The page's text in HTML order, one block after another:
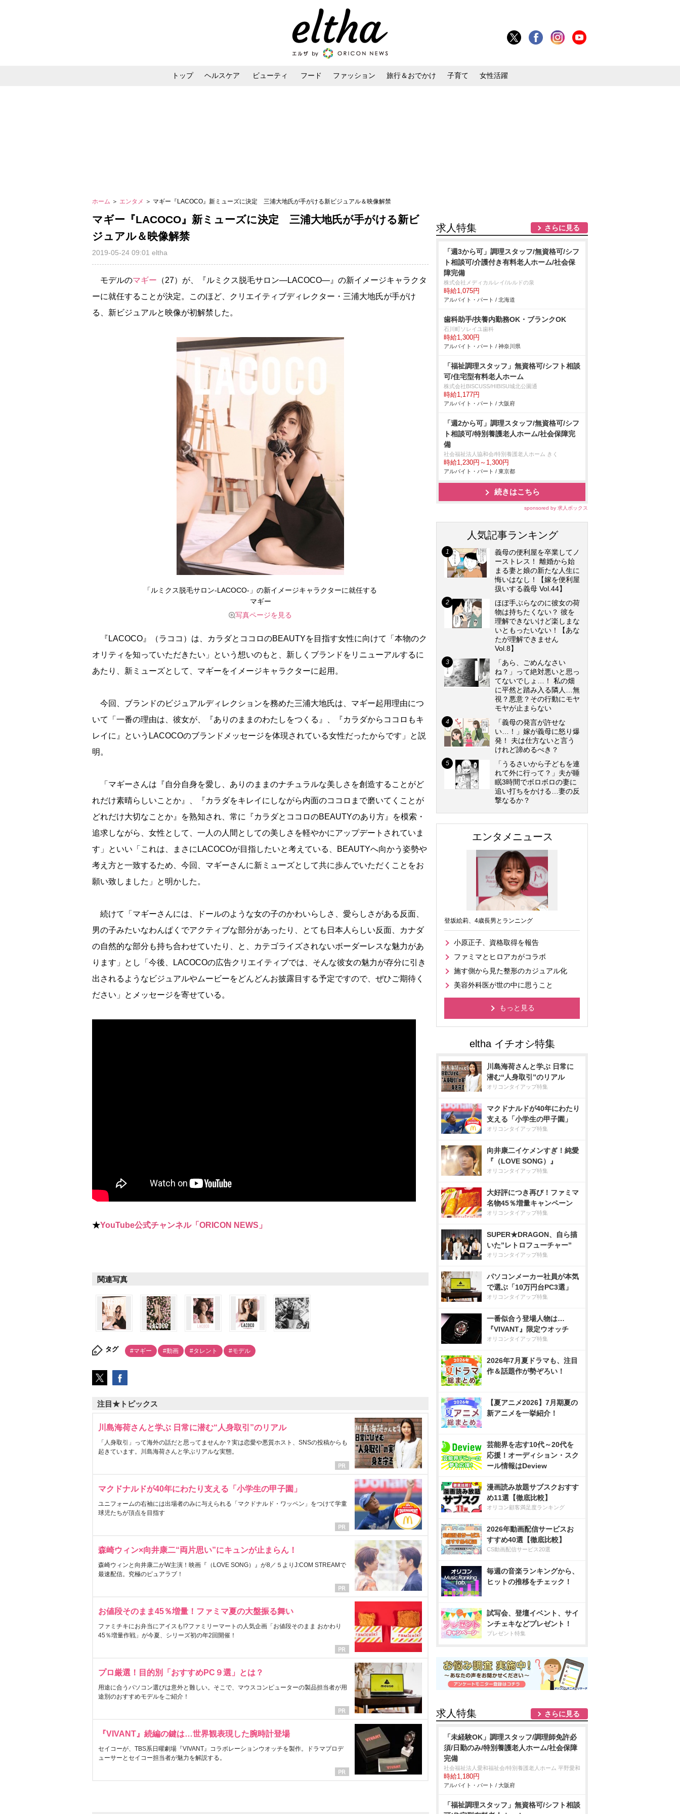
トップ ヘルスケア ビューティ フード ファッション 旅行＆おでかけ 子育て 女性活躍
ホーム ＞ エンタメ ＞ マギー『LACOCO』新ミューズに決定 三浦大地氏が手がける新ビジュアル＆映像解禁
マギー『LACOCO』新ミューズに決定 三浦大地氏が手がける新ビ
ジュアル＆映像解禁
2019-05-24 09:01 eltha
モデルのマギー （27）が、『ルミクス脱毛サロン―LACOCO―』の新イメージキャラクタ
ーに就任することが決定。このほど、クリエイティブディレクター・三浦大地氏が手がけ
る、新ビジュアルと映像が初解禁した。
「ルミクス脱毛サロン-LACOCO-」の新イメージキャラクターに就任する
マギー
写真ページを見る
『LACOCO』（ラココ）は、カラダとココロのBEAUTYを目指す女性に向けて「本物のク
オリティを知っていただきたい」という想いのもと、新しくブランドをリニューアルするに
あたり、新ミューズとして、マギーをイメージキャラクターに起用。
今回、ブランドのビジュアルディレクションを務めた三浦大地氏は、マギー起用理由につ
いて「一番の理由は、彼女が、『ありのままのわたしをつくる』、『カラダからココロもキ
レイに』というLACOCOのブランドメッセージを体現されている女性だったからです」と説
明。
「マギーさんは『自分自身を愛し、ありのままのナチュラルな美しさを創造することがど
れだけ素晴らしいことか』、『カラダをキレイにしながら内面のココロまで磨いてくことが
どれだけ大切なことか』を熟知され、常に『カラダとココロのBEAUTYのあり方』を模索・
追求しながら、女性として、一人の人間としての美しさを軽やかにアップデートされていま
す」といい「これは、まさにLACOCOが目指したいと考えている、BEAUTYへ向かう姿勢
考え方と一致するため、今回、マギーさんに新ミューズとして共に歩んでいただくことをお
願い致しました」と明かした。
続けて「マギーさんには、ドールのような女の子のかわいらしさ、愛らしさがある反面、
男の子みたいなわんぱくでアクティブな部分があったり、とても日本人らしい反面、カナダ
の自然的な部分も持ち合わせていたり、と、カテゴライズされないボーダーレスな魅力があ
ります」とし「今後、LACOCOの広告クリエイティブでは、そんな彼女の魅力が存分に引き
出されるようなビジュアルやムービーをどんどんお披露目する予定ですので、ぜひご期待く
ださい」とメッセージを寄せている。
★YouTube公式チャンネル「ORICON NEWS」
関連写真
タグ #マギー #動画 #タレント #モデル
注目★トピックス
川島海荷さんと学ぶ 日常に潜む“人身取引”のリアル
「人身取引」って海外の話だと思ってませんか？実は恋愛や悪質ホスト、SNSの投稿からも
起きています。川島海荷さんと学ぶリアルな実態。
マクドナルドが40年にわたり支える「小学生の甲子園」
ユニフォームの右袖には出場者のみに与えられる「マクドナルド・ワッペン」をつけて学童
球児たちが頂点を目指す
森崎ウィン×向井康二“両片思い”にキュンが止まらん！
森崎ウィンと向井康二がW主演！映画『（LOVE SONG）』が8／５よりJ:COM STREAMで
最速配信。究極のピュアラブ！
お値段そのまま45％増量！ファミマ夏の大盤振る舞い
ファミチキにお弁当にアイスも!?ファミリーマートの人気企画「お値段そのまま おかわり
45％増量作戦」が今夏、シリーズ初の年2回開催！
プロ厳選！目的別「おすすめPC９選」とは？
用途に合うパソコン選びは意外と難しい。そこで、マウスコンピューターの製品担当者が用
途別のおすすめモデルをご紹介！
『VIVANT』続編の鍵は…世界観表現した腕時計登場
セイコーが、TBS系日曜劇場『VIVANT』コラボレーションウオッチを製作。ドラマプロデ
ューサーとセイコー担当者が魅力を解説する。
求人特集 さらに見る
「週3から可」調理スタッフ/無資格可/シフ
ト相談可/介護付き有料老人ホーム/社会保
障完備
株式会社メディカルレイ/ルルドの泉
時給1,075円
アルバイト・パート / 北海道
歯科助手/扶養内勤務OK・ブランクOK
石川町ソレイユ歯科
時給1,300円
アルバイト・パート / 神奈川県
「福祉調理スタッフ」無資格可/シフト相談
可/住宅型有料老人ホーム
株式会社BISCUSS/HIBISU城北公園通
時給1,177円
アルバイト・パート / 大阪府
「週2から可」調理スタッフ/無資格可/シフ
ト相談可/特別養護老人ホーム/社会保障完
備
社会福祉法人協和会/特別養護老人ホーム きく
時給1,230円～1,300円
アルバイト・パート / 東京都
続きはこちら
sponsored by 求人ボックス
人気記事ランキング
義母の便利屋を卒業してノ
ーストレス！ 離婚から始
まる妻と娘の新たな人生に
悔いはなし！【嫁を便利屋
扱いする義母 Vol.44】
ほぼ手ぶらなのに彼女の荷
物は持ちたくない？ 彼を
理解できないけど楽しまな
いともったいない！【あな
たが理解できません
Vol.8】
「あら、ごめんなさい
ね？」って絶対悪いと思っ
てないでしょ…！ 私の畑
に平然と踏み入る隣人…無
視？悪意？その行動にモヤ
モヤが止まらない
「義母の発言が許せな
い…！」嫁が義母に怒り爆
発！ 夫は仕方ないと言う
けれど諦めるべき？
「うるさいから子どもを連
れて外に行って？」夫が睡
眠3時間でボロボロの妻に
追い打ちをかける…妻の反
撃なるか？
エンタメニュース
登坂絵莉、4歳長男とランニング
小原正子、資格取得を報告
ファミマとヒロアカがコラボ
施す側から見た整形のカジュアル化
美容外科医が世の中に思うこと
もっと見る
川島海荷さんと学ぶ 日常に
潜む“人身取引”のリアル
オリコンタイアップ特集
マクドナルドが40年にわたり
支える「小学生の甲子園」
オリコンタイアップ特集
向井康二イケメンすぎ！純愛
『（LOVE SONG）』
オリコンタイアップ特集
大好評につき再び！ファミマ
名物45％増量キャンペーン
オリコンタイアップ特集
SUPER★DRAGON、自ら描
いた”レトロフューチャー”
オリコンタイアップ特集
パソコンメーカー社員が本気
で選ぶ「10万円台PC3選」
オリコンタイアップ特集
一番似合う登場人物は…
『VIVANT』限定ウオッチ
オリコンタイアップ特集
2026年7月夏ドラマも、注目
作＆話題作が勢ぞろい！
【夏アニメ2026】7月期夏の
新アニメを一挙紹介！
芸能界を志す10代～20代を
応援！オーディション・スク
ール情報はDeview
漫画読み放題サブスクおすす
め11選【徹底比較】
オリコン顧客満足度ランキング
2026年動画配信サービスお
すすめ40選【徹底比較】
CS動画配信サービス20選
毎週の音楽ランキングから、
ヒットの推移をチェック！
試写会、登壇イベント、サイ
ンチェキなどプレゼント！
プレゼント特集
求人特集 さらに見る
「未経験OK」調理スタッフ/調理師免許必
須/日勤のみ/特別養護老人ホーム/社会保障
完備
社会福祉法人愛和福祉会/特別養護老人ホーム 平野愛和
時給1,180円
アルバイト・パート / 大阪府
「福祉調理スタッフ」無資格可/シフト相談